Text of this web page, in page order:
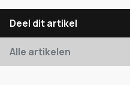
Deel dit artikel
Alle artikelen